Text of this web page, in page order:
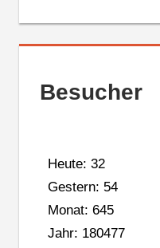
Besucher
Heute: 32
Gestern: 54
Monat: 645
Jahr: 180477